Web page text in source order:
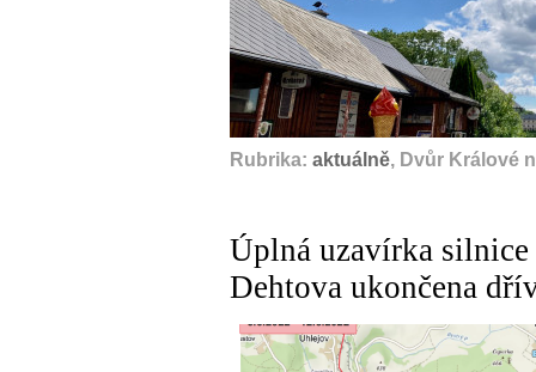
Rubrika: aktuálně, Dvůr Králové
Úplná uzavírka
Dehtova ukončena